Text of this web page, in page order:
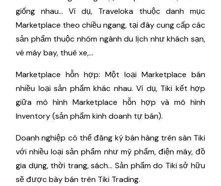
giống nhau... Ví dụ, Traveloka thuộc danh mục
Marketplace theo chiều ngang, tại đây cung cấp các
sản phẩm thuộc nhóm ngành du lịch như khách sạn,
vé máy bay, thuê xe,...
Marketplace hỗn hợp: Một loại Marketplace bán
nhiều loại sản phẩm khác nhau. Ví dụ, Tiki kết hợp
giữa mô hình Marketplace hỗn hợp và mô hình
Inventory (sản phẩm kinh doanh tự bán).
Doanh nghiệp có thể đăng ký bán hàng trên sàn Tiki
với nhiều loại sản phẩm như mỹ phẩm, điện máy, đồ
gia dụng, thời trang, sách… Sản phẩm do Tiki sở hữu
sẽ được bày bán trên Tiki Trading.